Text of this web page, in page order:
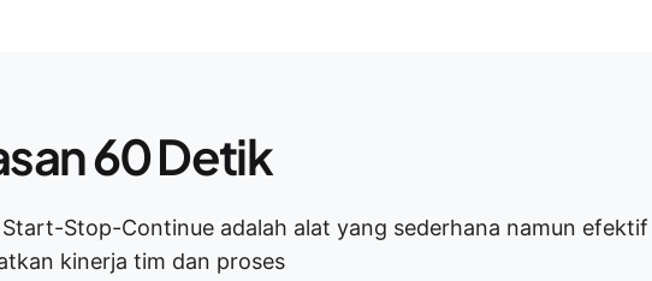
60 Detik
Stop-Continue adalah alat yang sederhana namun efektif
kinerja tim dan proses